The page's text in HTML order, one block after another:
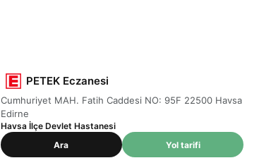
PETEK Eczanesi
Cumhuriyet MAH. Fatih Caddesi NO: 95F 22500 Havsa
Edirne
Havsa İlçe Devlet Hastanesi
Ara
Yol tarifi